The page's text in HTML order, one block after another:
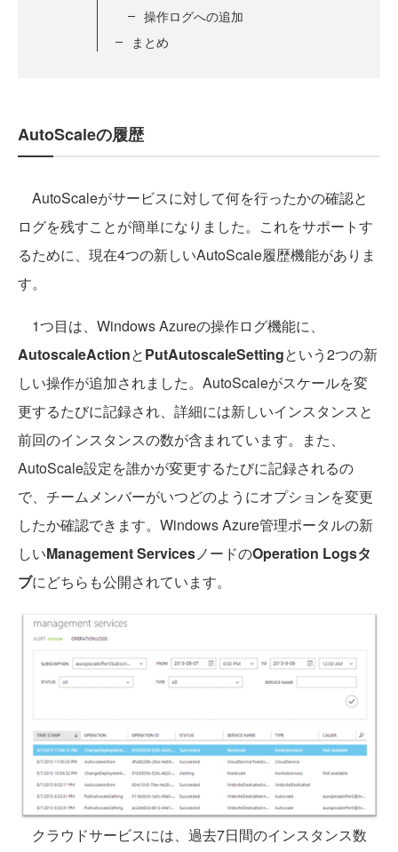
操作ログへの追加
まとめ
AutoScaleの履歴
AutoScaleがサービスに対して何を行ったかの確認と
ログを残すことが簡単になりました。これをサポートす
るために、現在4つの新しいAutoScale履歴機能がありま
す。
1つ目は、Windows Azureの操作ログ機能に、
AutoscaleActionとPutAutoscaleSettingという2つの新
しい操作が追加されました。AutoScaleがスケールを変
更するたびに記録され、詳細には新しいインスタンスと
前回のインスタンスの数が含まれています。また、
AutoScale設定を誰かが変更するたびに記録されるの
で、チームメンバーがいつどのようにオプションを変更
したか確認できます。Windows Azure管理ポータルの新
しいManagement ServicesノードのOperation Logsタ
ブにどちらも公開されています。
クラウドサービスには、過去7日間のインスタンス数